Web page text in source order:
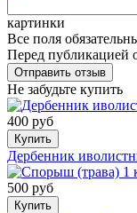
картинки
Все поля
Перед публикацией
Не забудьте купить
400 руб
Купить
Дербенник
500 руб
Купить